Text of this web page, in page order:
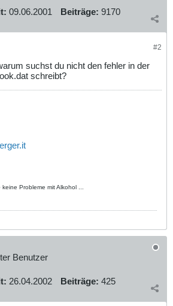
09.06.2001 Beiträge: 9170
#2
suchst du nicht den fehler in der
schreibt?
Probleme mit Alkohol ...
Benutzer
26.04.2002 Beiträge: 425